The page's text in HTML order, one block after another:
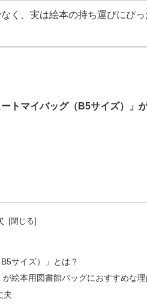
く、実は絵本の持ち運びにぴ
トマイバッグ（B5サイズ）」
サイズ）」とは？
絵本用図書館バッグにおすすめな理
夫